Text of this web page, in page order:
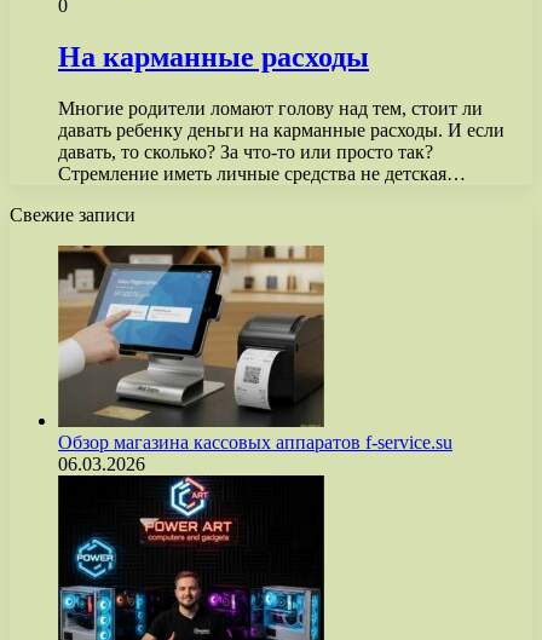
0
На карманные расходы
Многие родители ломают голову над тем, стоит ли
давать ребенку деньги на карманные расходы. И если
давать, то сколько? За что-то или просто так?
Стремление иметь личные средства не детская…
Свежие записи
Обзор магазина кассовых аппаратов f-service.su
06.03.2026